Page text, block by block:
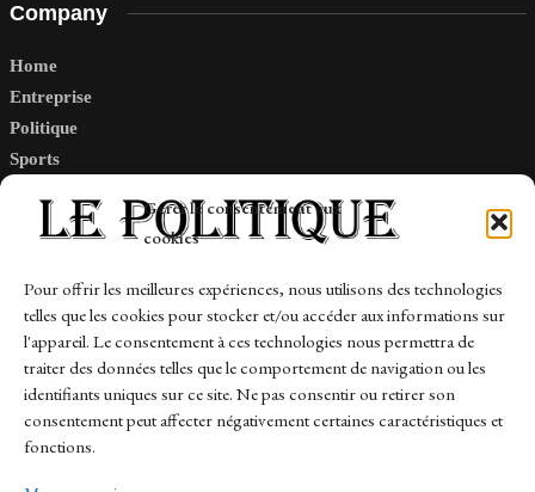
Gérer le consentement aux
cookies
Pour offrir les meilleures expériences, nous utilisons des technologies
telles que les cookies pour stocker et/ou accéder aux informations sur
l'appareil. Le consentement à ces technologies nous permettra de
traiter des données telles que le comportement de navigation ou les
identifiants uniques sur ce site. Ne pas consentir ou retirer son
consentement peut affecter négativement certaines caractéristiques et
fonctions.
Company
Home
Entreprise
Politique
Sports
Links
Contact
Sitemap